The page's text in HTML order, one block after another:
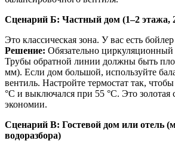
Сценарий Б: Частный дом (1–2 этажа,
Это классическая зона. У вас есть
Решение: Обязательно циркуляционный
Трубы обратной линии должны быть
мм). Если дом большой, используйте
вентиль. Настройте термостат так,
°C и выключался при 55 °C. Это золотая
экономии.
Сценарий В: Гостевой дом или отель
водоразбора)